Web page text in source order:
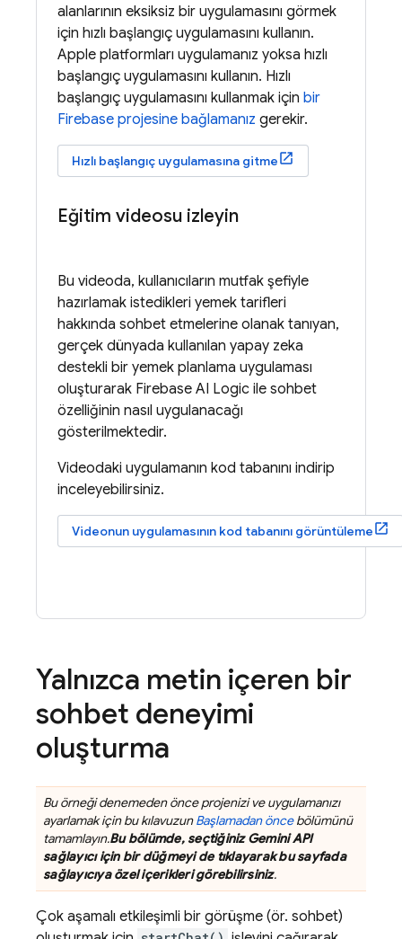
alanlarının eksiksiz bir uygulamasını görmek
için hızlı başlangıç uygulamasını kullanın.
Apple platformları uygulamanız yoksa hızlı
başlangıç uygulamasını kullanın. Hızlı
başlangıç uygulamasını kullanmak için bir
Firebase projesine bağlamanız gerekir.
Hızlı başlangıç uygulamasına gitme
Eğitim videosu izleyin
Bu videoda, kullanıcıların mutfak şefiyle
hazırlamak istedikleri yemek tarifleri
hakkında sohbet etmelerine olanak tanıyan,
gerçek dünyada kullanılan yapay zeka
destekli bir yemek planlama uygulaması
oluşturarak Firebase AI Logic ile sohbet
özelliğinin nasıl uygulanacağı
gösterilmektedir.
Videodaki uygulamanın kod tabanını indirip
inceleyebilirsiniz.
Videonun uygulamasının kod tabanını görüntüleme
Yalnızca metin içeren bir
sohbet deneyimi
oluşturma
Bu örneği denemeden önce projenizi ve uygulamanızı
ayarlamak için bu kılavuzunBaşlamadan öncebölümünü
tamamlayın.Bu bölümde, seçtiğinizGemini API
sağlayıcı için bir düğmeyi de tıklayarak bu sayfada
sağlayıcıya özel içerikleri görebilirsiniz.
Çok aşamalı etkileşimli bir görüşme (ör. sohbet)